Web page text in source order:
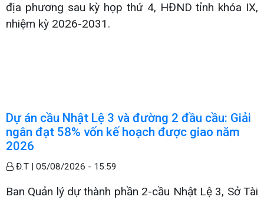
địa phương sau kỳ họp thứ 4, HĐND tỉnh khóa IX,
nhiệm kỳ 2026-2031.
Dự án cầu Nhật Lệ 3 và đường 2 đầu cầu: Giải
ngân đạt 58% vốn kế hoạch được giao năm
2026
Đ.T | 05/08/2026 - 15:59
Ban Quản lý dự thành phần 2-cầu Nhật Lệ 3, Sở Tài